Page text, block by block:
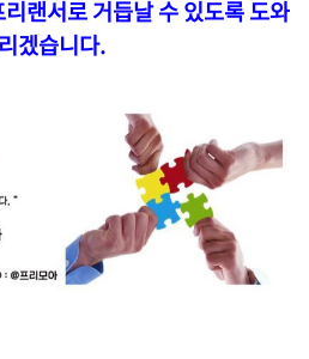
랜서로 거듭날 수 있도록 도와
겠습니다.